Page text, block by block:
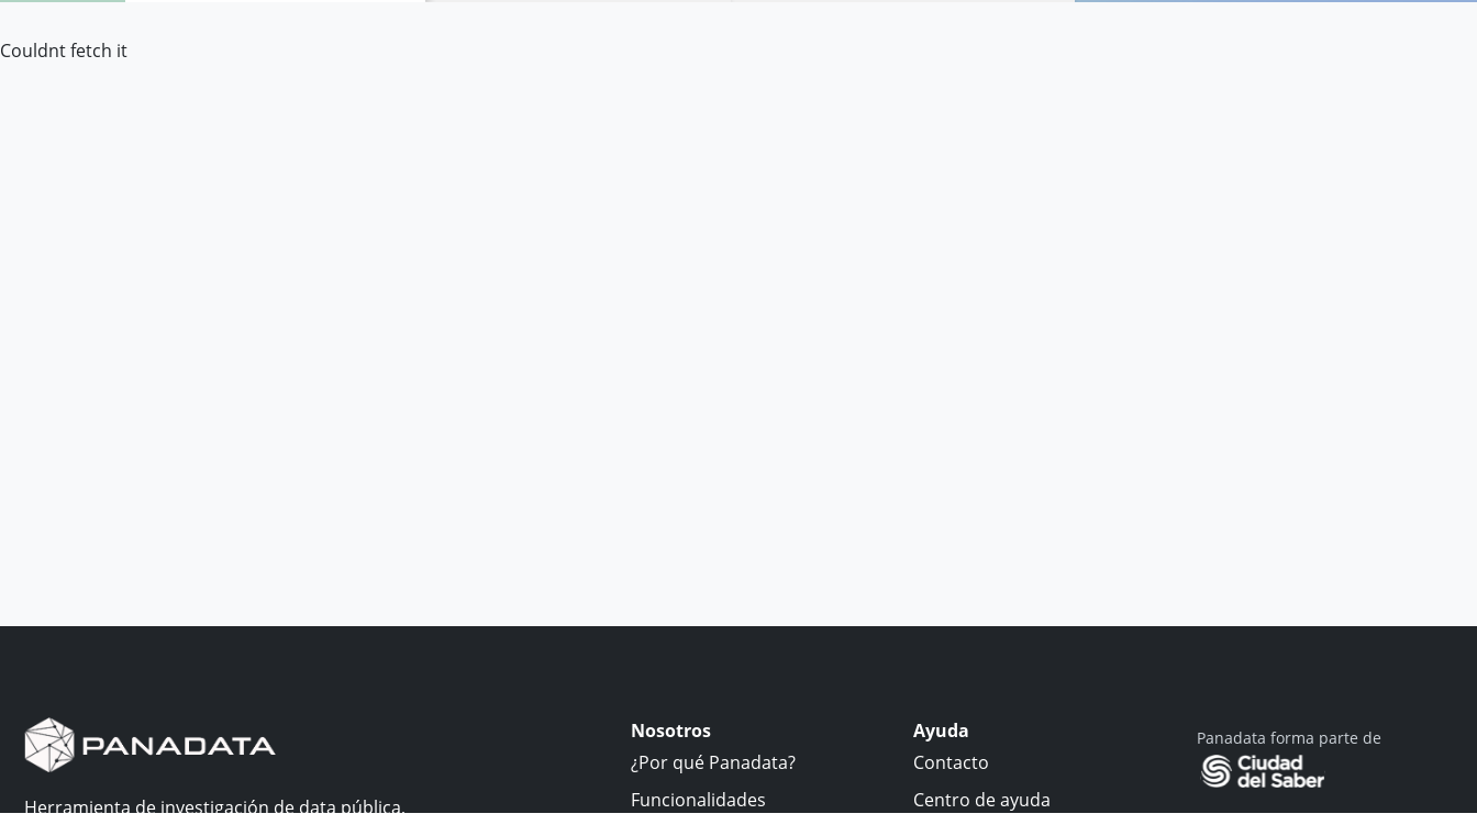
Couldnt fetch it
Herramienta de investigación de data pública,
Nosotros
¿Por qué Panadata?
Funcionalidades
Ayuda
Contacto
Centro de ayuda
Panadata forma parte de